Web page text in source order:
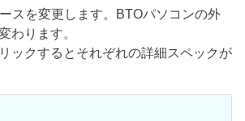
スを変更します。BTOパソコンの外
わります。
ックするとそれぞれの詳細スペックが